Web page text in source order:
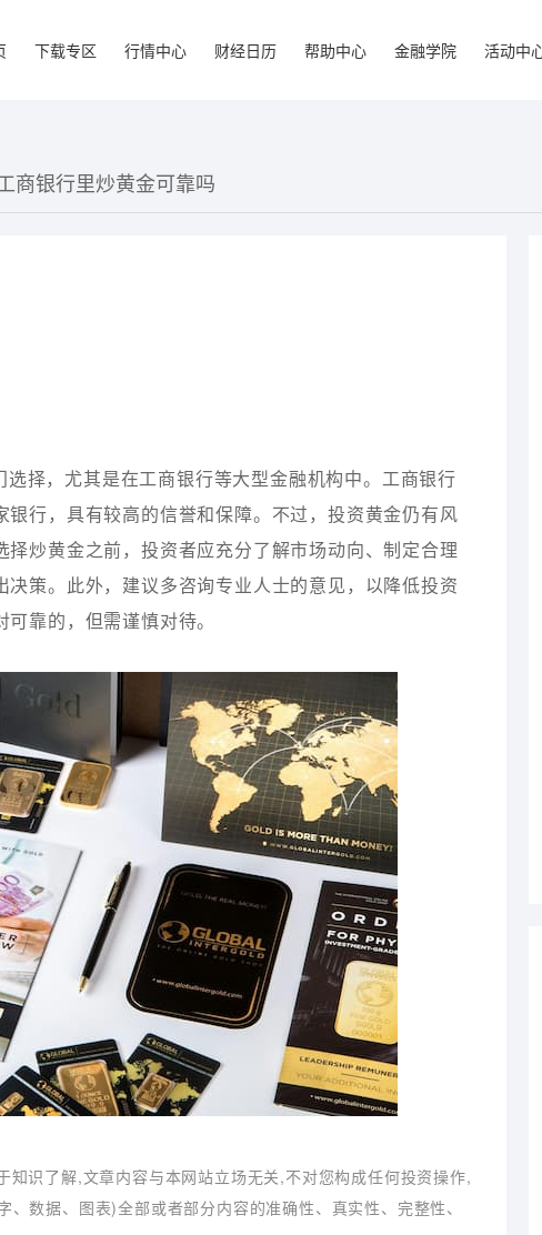
下载专区 行情中心 财经日历 帮助中心 金融学院 活动中
商银行里炒黄金可靠吗
择，尤其是在工商银行等大型金融机构中。工商银行
行，具有较高的信誉和保障。不过，投资黄金仍有风
炒黄金之前，投资者应充分了解市场动向、制定合理
策。此外，建议多咨询专业人士的意见，以降低投资
靠的，但需谨慎对待。
识了解,文章内容与本网站立场无关,不对您构成任何投资操作,
数据、图表)全部或者部分内容的准确性、真实性、完整性、